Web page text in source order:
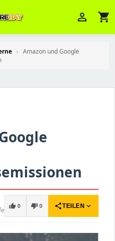
person_outline shopping_cart
› Amazon und Google
thumb_up 0 thumb_down 0 shareTEILEN expand_more